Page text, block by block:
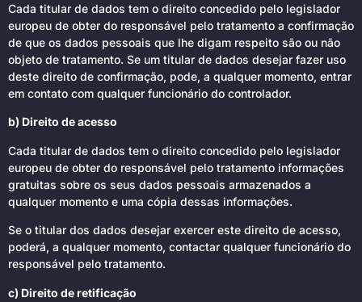
Cada titular de dados tem o direito concedido pelo legislador
europeu de obter do responsável pelo tratamento a confirmação
de que os dados pessoais que lhe digam respeito são ou não
objeto de tratamento. Se um titular de dados desejar fazer uso
deste direito de confirmação, pode, a qualquer momento, entrar
em contato com qualquer funcionário do controlador.
b) Direito de acesso
Cada titular de dados tem o direito concedido pelo legislador
europeu de obter do responsável pelo tratamento informações
gratuitas sobre os seus dados pessoais armazenados a
qualquer momento e uma cópia dessas informações.
Se o titular dos dados desejar exercer este direito de acesso,
poderá, a qualquer momento, contactar qualquer funcionário do
responsável pelo tratamento.
c) Direito de retificação